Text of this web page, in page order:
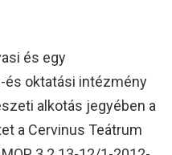
és egy
és oktatási intézmény
alkotás jegyében a
a Cervinus Teátrum